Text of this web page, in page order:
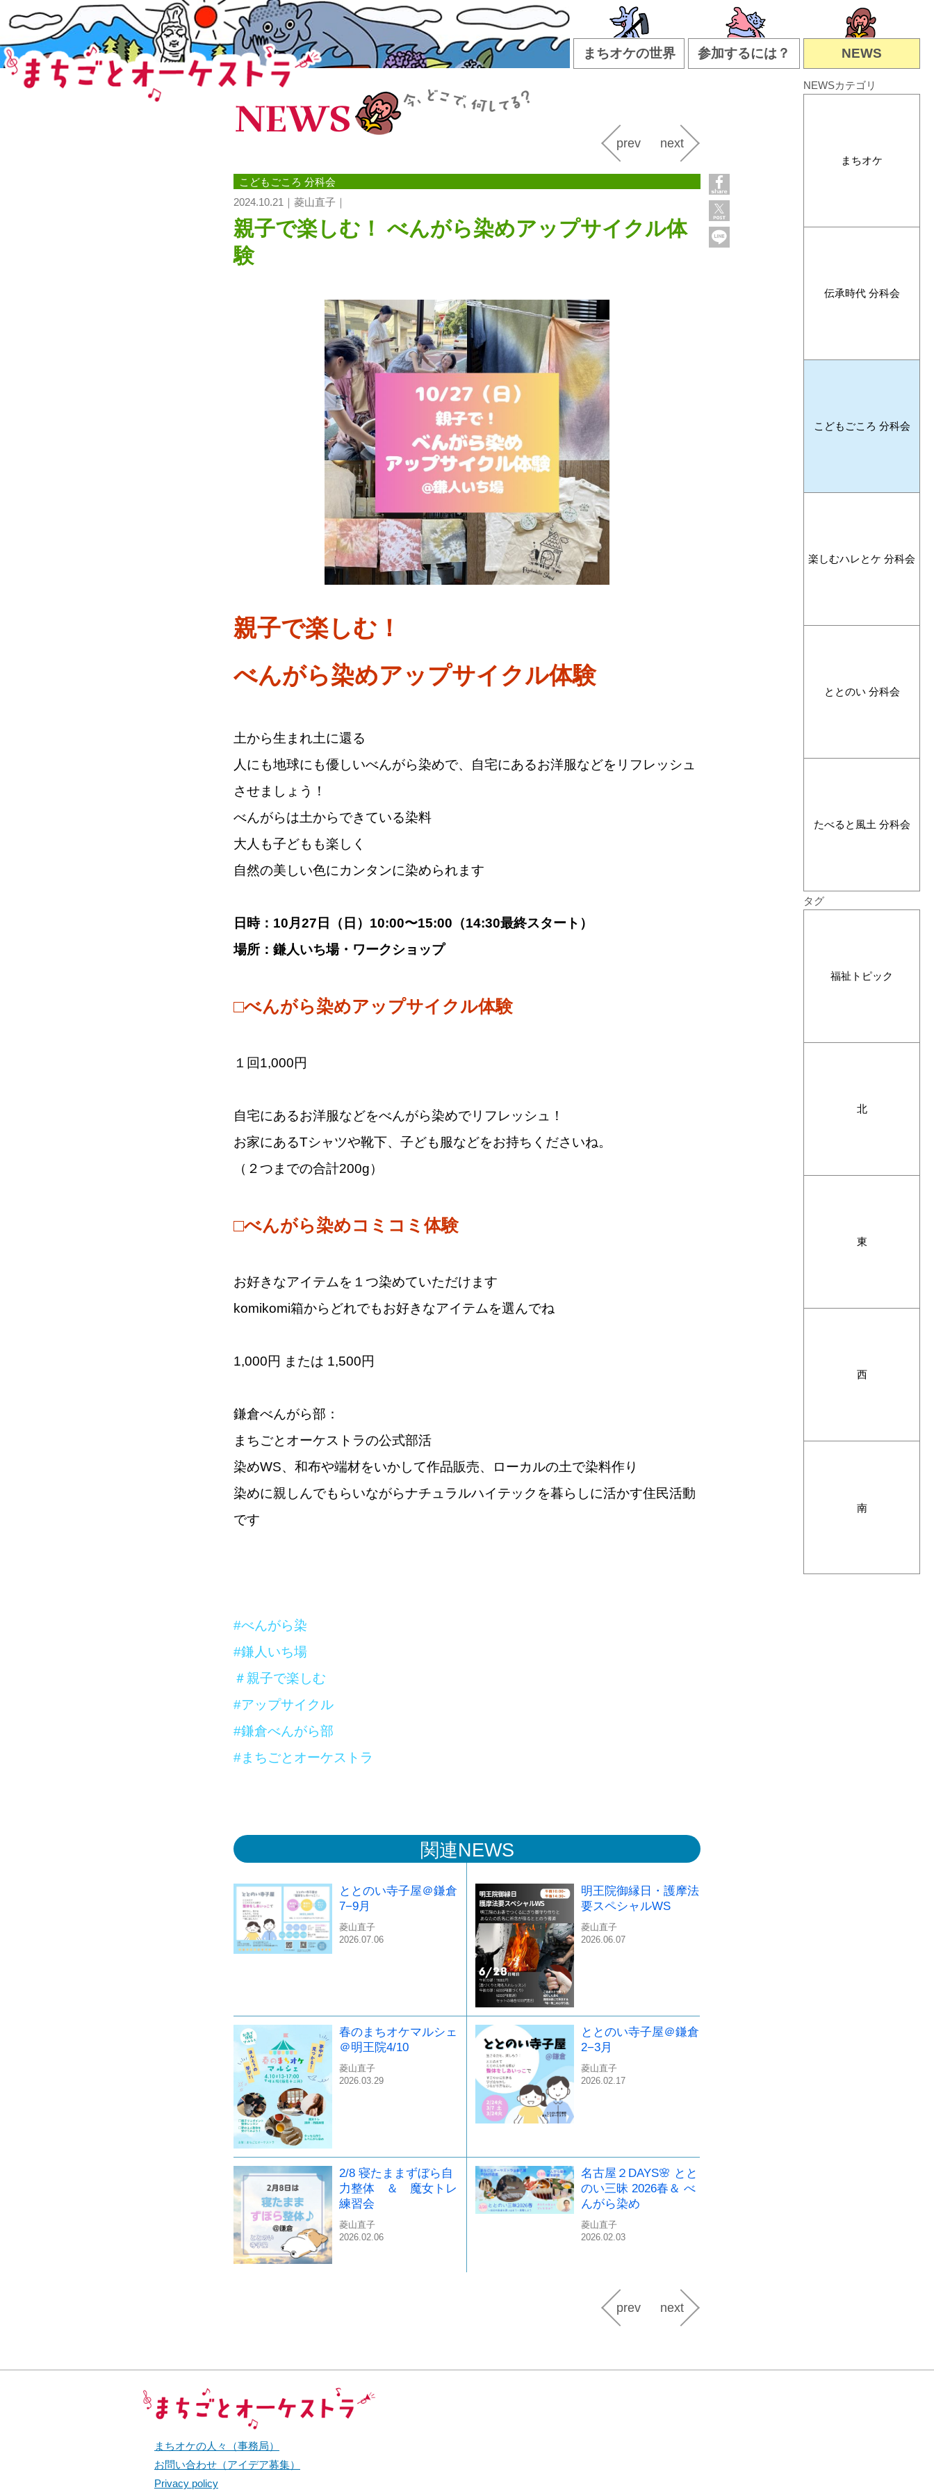
まちオケの世界 参加するには？ NEWS
NEWSカテゴリ
まちオケ
伝承時代 分科会
こどもごころ 分科会
楽しむハレとケ 分科会
ととのい 分科会
たべると風土 分科会
タグ
福祉トピック
北
東
西
南
NEWS
prev next
こどもごころ 分科会
2024.10.21｜菱山直子｜
親子で楽しむ！ べんがら染めアップサイクル体
験
親子で楽しむ！
べんがら染めアップサイクル体験
土から生まれ土に還る
人にも地球にも優しいべんがら染めで、自宅にあるお洋服などをリフレッシュ
させましょう！
べんがらは土からできている染料
大人も子どもも楽しく
自然の美しい色にカンタンに染められます
日時：10月27日（日）10:00〜15:00（14:30最終スタート）
場所：鎌人いち場・ワークショップ
□べんがら染めアップサイクル体験
１回1,000円
自宅にあるお洋服などをべんがら染めでリフレッシュ！
お家にあるTシャツや靴下、子ども服などをお持ちくださいね。
（２つまでの合計200g）
□べんがら染めコミコミ体験
お好きなアイテムを１つ染めていただけます
komikomi箱からどれでもお好きなアイテムを選んでね
1,000円 または 1,500円
鎌倉べんがら部：
まちごとオーケストラの公式部活
染めWS、和布や端材をいかして作品販売、ローカルの土で染料作り
染めに親しんでもらいながらナチュラルハイテックを暮らしに活かす住民活動
です
#べんがら染
#鎌人いち場
＃親子で楽しむ
#アップサイクル
#鎌倉べんがら部
#まちごとオーケストラ
関連NEWS
ととのい寺子屋＠鎌倉
7−9月
菱山直子
2026.07.06
明王院御縁日・護摩法
要スペシャルWS
菱山直子
2026.06.07
春のまちオケマルシェ
＠明王院4/10
菱山直子
2026.03.29
ととのい寺子屋＠鎌倉
2−3月
菱山直子
2026.02.17
2/8 寝たままずぼら自
力整体 ＆ 魔女トレ
練習会
菱山直子
2026.02.06
名古屋２DAYS🌸 とと
のい三昧 2026春＆ べ
んがら染め
菱山直子
2026.02.03
prev next
まちオケの人々（事務局）
お問い合わせ（アイデア募集）
Privacy policy